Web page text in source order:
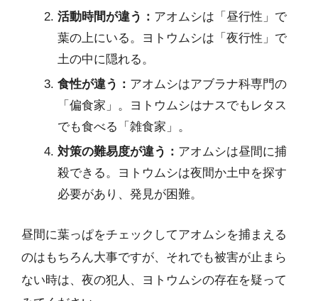
活動時間が違う： アオムシは「昼行性」で
葉の上にいる。ヨトウムシは「夜行性」で
土の中に隠れる。
食性が違う： アオムシはアブラナ科専門の
「偏食家」。ヨトウムシはナスでもレタス
でも食べる「雑食家」。
対策の難易度が違う： アオムシは昼間に捕
殺できる。ヨトウムシは夜間か土中を探す
必要があり、発見が困難。
昼間に葉っぱをチェックしてアオムシを捕まえる
のはもちろん大事ですが、それでも被害が止まら
ない時は、夜の犯人、ヨトウムシの存在を疑って